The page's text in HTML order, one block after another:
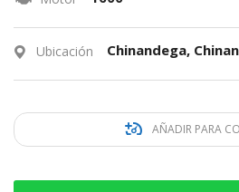
Ubicación Chinandega,
AÑADIR PARA